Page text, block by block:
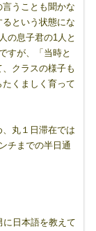
うことも聞かな
という状態にな
の息子君の1人と
すが、「当時と
クラスの様子も
くましく育って
丸１日滞在では
チまでの半日通
日本語を教えて